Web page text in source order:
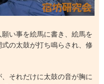
い事を絵馬に書き、絵馬を
の太鼓が打ち鳴らされ、修
それだけに太鼓の音が胸に